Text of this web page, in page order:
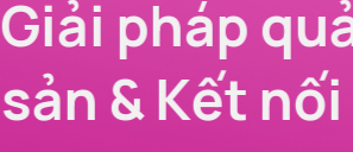
Giải pháp
sản & Kết